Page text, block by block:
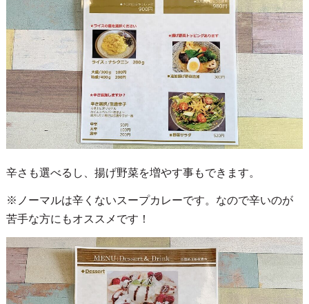
辛さも選べるし、揚げ野菜を増やす事もできます。
※ノーマルは辛くないスープカレーです。なので辛いのが
苦手な方にもオススメです！